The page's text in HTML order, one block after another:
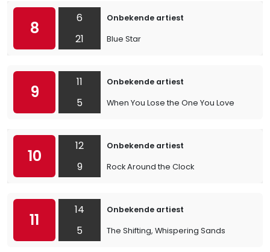
8
6
21
Onbekende artiest
Blue Star
9
11
5
Onbekende artiest
When You Lose the One You Love
10
12
9
Onbekende artiest
Rock Around the Clock
11
14
5
Onbekende artiest
The Shifting, Whispering Sands